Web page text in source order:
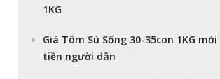
1KG
Giá Tôm Sú Sống 30-35con 1KG
tiền người dân